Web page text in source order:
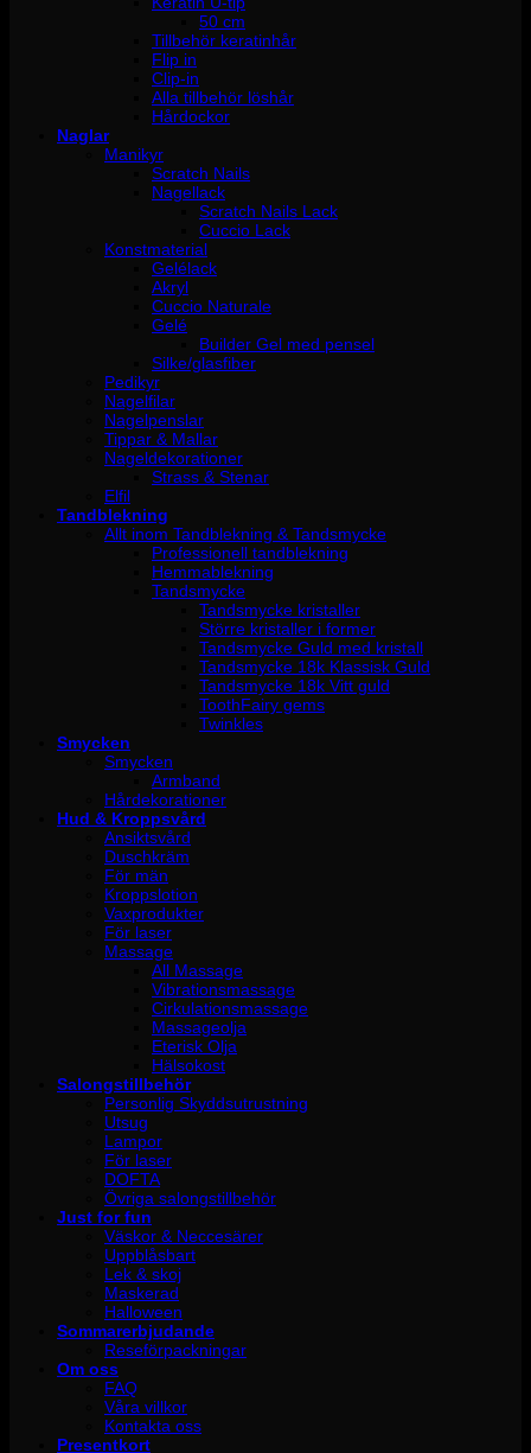
50 cm
Tillbehör keratinhår
Flip in
Clip-in
Alla tillbehör löshår
Hårdockor
Naglar
Manikyr
Scratch Nails
Nagellack
Scratch Nails Lack
Cuccio Lack
Konstmaterial
Gelélack
Akryl
Cuccio Naturale
Gelé
Builder Gel med pensel
Silke/glasfiber
Pedikyr
Nagelfilar
Nagelpenslar
Tippar & Mallar
Nageldekorationer
Strass & Stenar
Elfil
Tandblekning
Allt inom Tandblekning & Tandsmycke
Professionell tandblekning
Hemmablekning
Tandsmycke
Tandsmycke kristaller
Större kristaller i former
Tandsmycke Guld med kristall
Tandsmycke 18k Klassisk Guld
Tandsmycke 18k Vitt guld
ToothFairy gems
Twinkles
Smycken
Smycken
Armband
Hårdekorationer
Hud & Kroppsvård
Ansiktsvård
Duschkräm
För män
Kroppslotion
Vaxprodukter
För laser
Massage
All Massage
Vibrationsmassage
Cirkulationsmassage
Massageolja
Eterisk Olja
Hälsokost
Salongstillbehör
Personlig Skyddsutrustning
Utsug
Lampor
För laser
DOFTA
Övriga salongstillbehör
Just for fun
Väskor & Neccesärer
Uppblåsbart
Lek & skoj
Maskerad
Halloween
Sommarerbjudande
Reseförpackningar
Om oss
FAQ
Våra villkor
Kontakta oss
Presentkort